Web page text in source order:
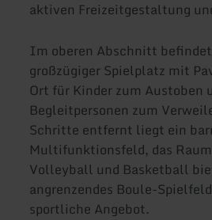
aktiven Freizeitgestaltung
Im oberen Abschnitt
großzügiger Spielplatz mit
Ort für Kinder zum Austoben
Begleitpersonen zum
Schritte entfernt liegt ein
Multifunktionsfeld, das
Volleyball und Basketball
angrenzendes Boule-
sportliche Angebot.